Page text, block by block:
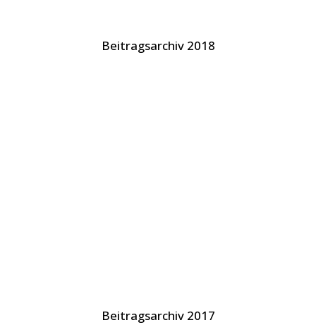
Beitragsarchiv 2018
Beitragsarchiv 2017